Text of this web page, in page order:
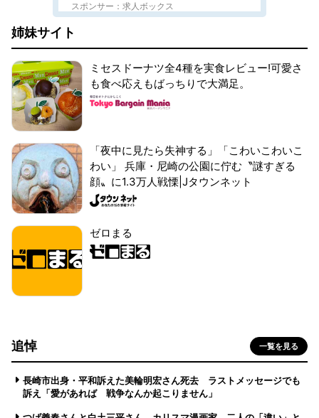
スポンサー：求人ボックス
姉妹サイト
ミセスドーナツ全4種を実食レビュー!可愛さ
も食べ応えもばっちりで大満足。
「夜中に見たら失神する」「こわいこわいこ
わい」 兵庫・尼崎の公園に佇む〝謎すぎる
顔〟に1.3万人戦慄|Jタウンネット
ゼロまる
追悼 一覧を見る
長崎市出身・平和訴えた美輪明宏さん死去 ラストメッセージでも
訴え「愛があれば 戦争なんか起こりません」